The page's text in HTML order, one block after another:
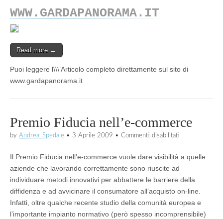
WWW.GARDAPANORAMA.IT
Read more →
Puoi leggere l\\\’Articolo completo direttamente sul sito di
www.gardapanorama.it
Premio Fiducia nell’e-commerce
by Andrea_Spedale • 3 Aprile 2009 • Commenti disabilitati
nell’e-
Il Premio Fiducia nell’e-commerce vuole dare visibilità a quelle
aziende che lavorando correttamente sono riuscite ad
individuare metodi innovativi per abbattere le barriere della
diffidenza e ad avvicinare il consumatore all’acquisto on-line.
Infatti, oltre qualche recente studio della comunità europea e
l’importante impianto normativo (però spesso incomprensibile)